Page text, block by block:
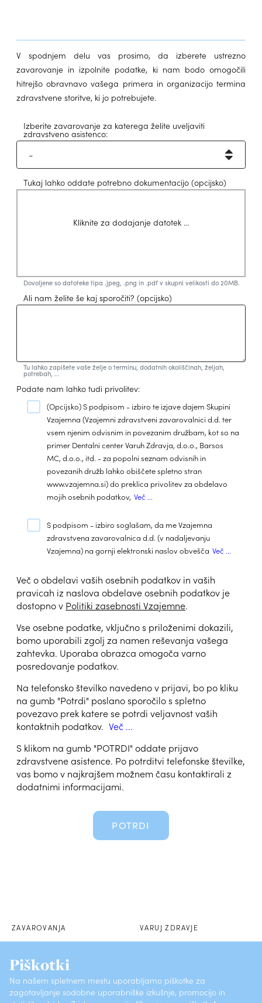
Piškotki
Na našem spletnem mestu uporabljamo piškotke za
zagotavljanje sodobne uporabniške izkušnje, promocijo in
V spodnjem delu vas prosimo, da izberete ustrezno
zavarovanje in izpolnite podatke, ki nam bodo omogočili
hitrejšo obravnavo vašega primera in organizacijo termina
zdravstvene storitve, ki jo potrebujete.
Izberite zavarovanje za katerega želite uveljaviti
zdravstveno asistenco:
Tukaj lahko oddate potrebno dokumentacijo (opcijsko)
Kliknite za dodajanje datotek ...
Dovoljene so datoteke tipa .jpeg, .png in .pdf v skupni velikosti do 20MB.
Ali nam želite še kaj sporočiti? (opcijsko)
Tu lahko zapišete vaše želje o terminu, dodatnih okoliščinah, željah,
potrebah, ...
Podate nam lahko tudi privolitev:
(Opcijsko)S podpisom - izbiro te izjave dajem Skupini
Vzajemna (Vzajemni zdravstveni zavarovalnici d.d. ter
vsem njenim odvisnim in povezanim družbam, kot so na
primer Dentalni center Varuh Zdravja, d.o.o., Barsos
MC, d.o.o., itd. - za popolni seznam odvisnih in
povezanih družb lahko obiščete spletno stran
www.vzajemna.si) do preklica privolitev za obdelavo
mojih osebnih podatkov, Več ...
S podpisom - izbiro soglašam, da me Vzajemna
zdravstvena zavarovalnica d.d. (v nadaljevanju
Vzajemna) na gornji elektronski naslov obvešča Več ...
Več o obdelavi vaših osebnih podatkov in vaših
pravicah iz naslova obdelave osebnih podatkov je
dostopno v Politiki zasebnosti Vzajemne.
Vse osebne podatke, vključno s priloženimi dokazili,
bomo uporabili zgolj za namen reševanja vašega
zahtevka. Uporaba obrazca omogoča varno
posredovanje podatkov.
Na telefonsko številko navedeno v prijavi, bo po kliku
na gumb "Potrdi" poslano sporočilo s spletno
povezavo prek katere se potrdi veljavnost vaših
kontaktnih podatkov. Več ...
S klikom na gumb "POTRDI" oddate prijavo
zdravstvene asistence. Po potrditvi telefonske številke,
vas bomo v najkrajšem možnem času kontaktirali z
dodatnimi informacijami.
POTRDI
ZAVAROVANJA VARUJ ZDRAVJE
O ZAVAROVALNICI KONTAKTI